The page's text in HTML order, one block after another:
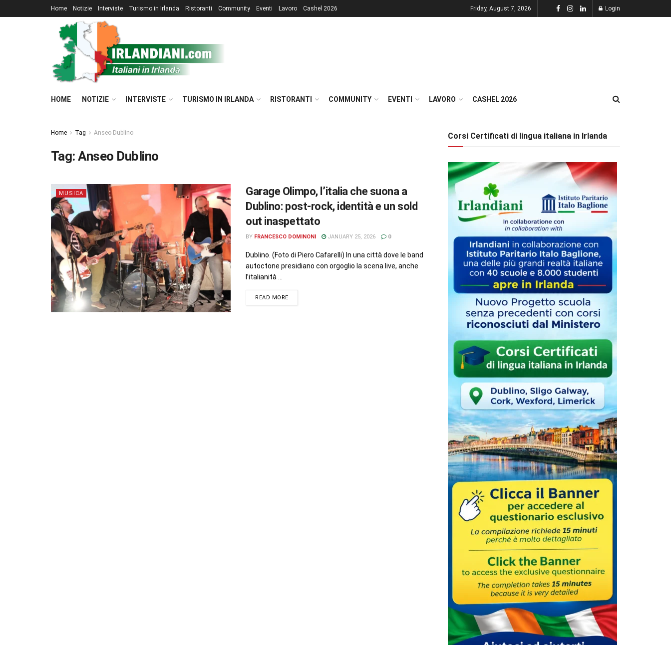
Home Notizie Interviste Turismo in Irlanda Ristoranti Community Eventi Lavoro Cashel 2026 Friday, August 7, 2026 Login
HOME NOTIZIE INTERVISTE TURISMO IN IRLANDA RISTORANTI COMMUNITY EVENTI LAVORO CASHEL 2026
Home Tag Anseo Dublino
Tag:Anseo Dublino
MUSICA
Garage Olimpo, l’italia che suona a
Dublino: post-rock, identità e un sold
out inaspettato
BY FRANCESCO DOMINONI JANUARY 25, 2026 0
Dublino. (Foto di Piero Cafarelli) In una città dove le band
autoctone presidiano con orgoglio la scena live, anche
l’italianità ...
READ MORE
Corsi Certificati di lingua italiana in Irlanda